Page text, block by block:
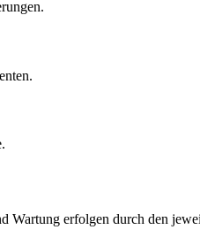
erfolgen durch den